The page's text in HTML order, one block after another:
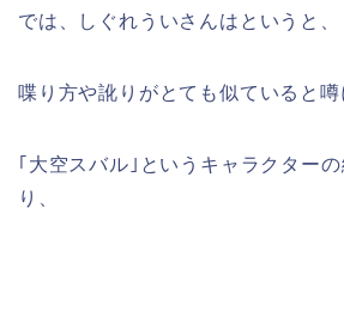
では、しぐれういさんはというと、
喋り方や訛りがとても似ていると
｢大空スバル｣というキャラクター
り、